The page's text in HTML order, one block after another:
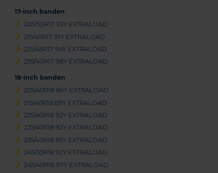
17-inch banden
205/50R17 93Y EXTRALOAD
215/45R17 91Y EXTRALOAD
225/45R17 94Y EXTRALOAD
255/40R17 98Y EXTRALOAD
18-inch banden
205/40R18 86Y EXTRALOAD
215/40R18 89Y EXTRALOAD
225/40R18 92Y EXTRALOAD
225/40R18 92Y EXTRALOAD
235/40R18 95Y EXTRALOAD
245/35R18 92Y EXTRALOAD
245/40R18 97Y EXTRALOAD